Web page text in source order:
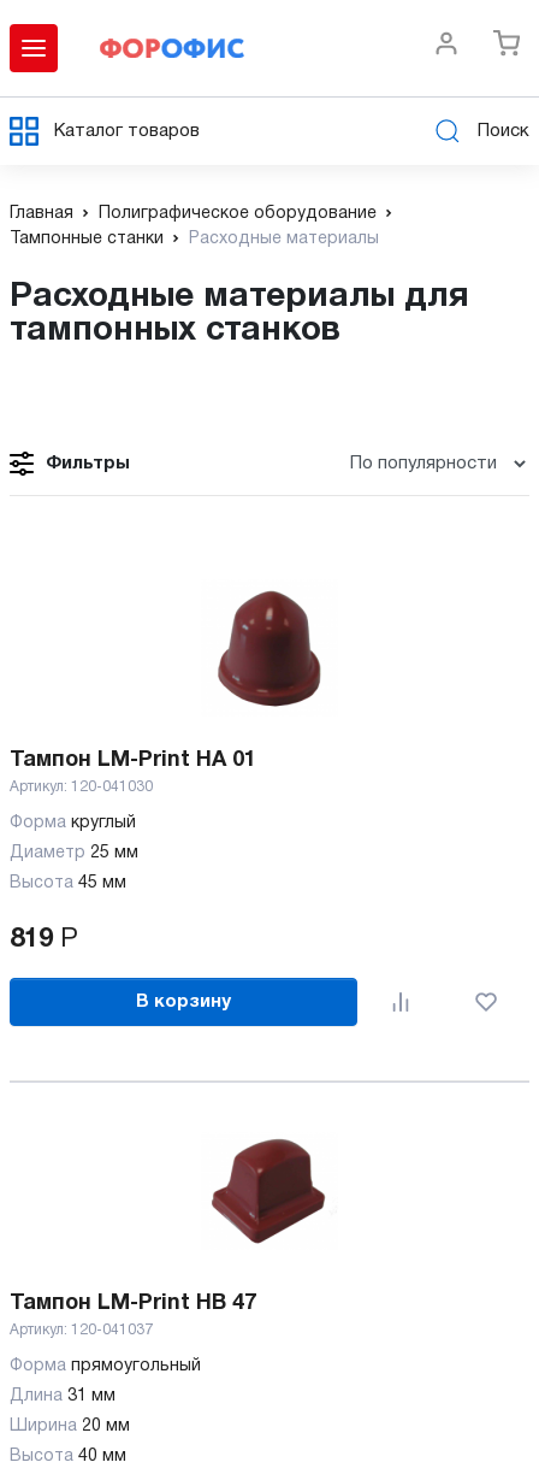
Каталог товаров Поиск
Главная
Полиграфическое оборудование
Тампонные станки
Расходные материалы
Расходные материалы для
тампонных станков
Фильтры
Тампон LM-Print HA 01
Артикул: 120-041030
Форма круглый
Диаметр 25 мм
Высота 45 мм
819 Р
В корзину
Тампон LM-Print HB 47
Артикул: 120-041037
Форма прямоугольный
Длина 31 мм
Ширина 20 мм
Высота 40 мм